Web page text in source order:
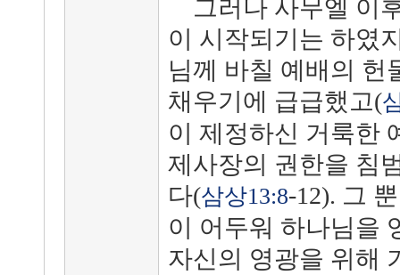
그러나 사무엘 이
이 시작되기는 하였
님께 바칠 예배의 헌
채우기에 급급했고(
이 제정하신 거룩한
제사장의 권한을 침
다(삼상13:8-12). 그
이 어두워 하나님을
자신의 영광을 위해